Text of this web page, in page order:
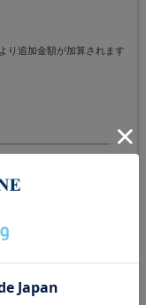
り追加金額が加算されます